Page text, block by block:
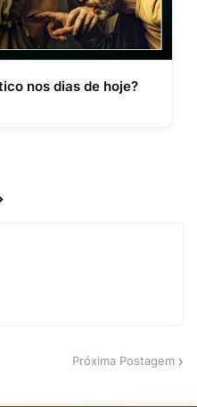
nos dias de hoje?
Próxima Postagem